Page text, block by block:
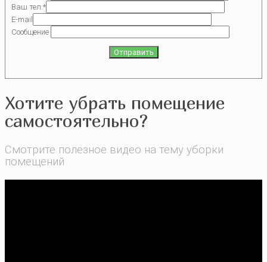
Ваш тел.*
E-mail
Сообщение
Хотите убрать помещение
самостоятельно?
Смотрите полезное видео на тему уборки
помещений